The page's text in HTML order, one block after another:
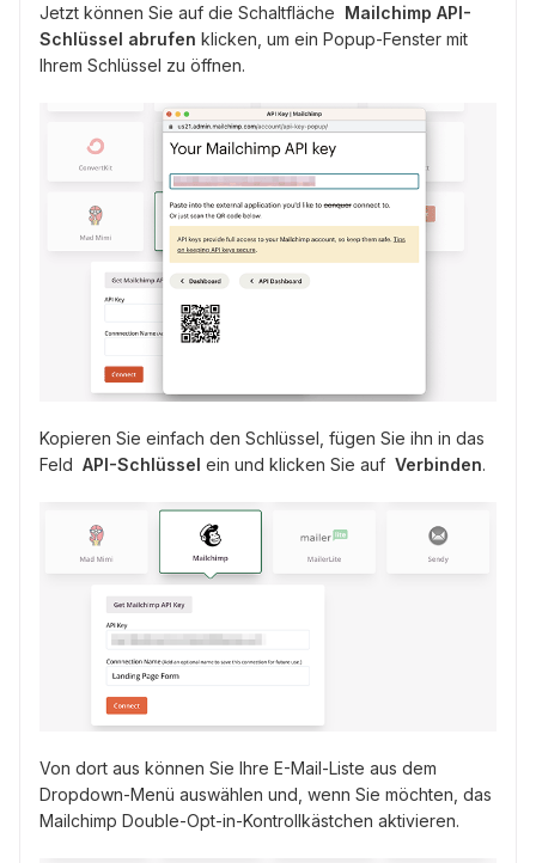
Jetzt können Sie auf die Schaltfläche Mailchimp API-
Schlüssel abrufen klicken, um ein Popup-Fenster mit
Ihrem Schlüssel zu öffnen.
Kopieren Sie einfach den Schlüssel, fügen Sie ihn in das
Feld API-Schlüssel ein und klicken Sie auf Verbinden.
Von dort aus können Sie Ihre E-Mail-Liste aus dem
Dropdown-Menü auswählen und, wenn Sie möchten, das
Mailchimp Double-Opt-in-Kontrollkästchen aktivieren.